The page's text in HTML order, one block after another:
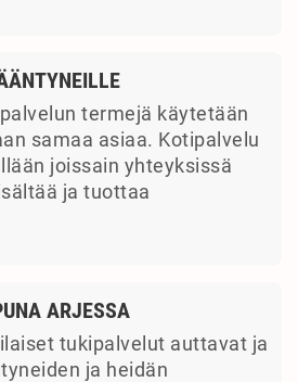
termejä käytetään
samaa asiaa. Kotipalvelu
joissain yhteyksissä
ja tuottaa
ARJESSA
tukipalvelut auttavat ja
ja heidän